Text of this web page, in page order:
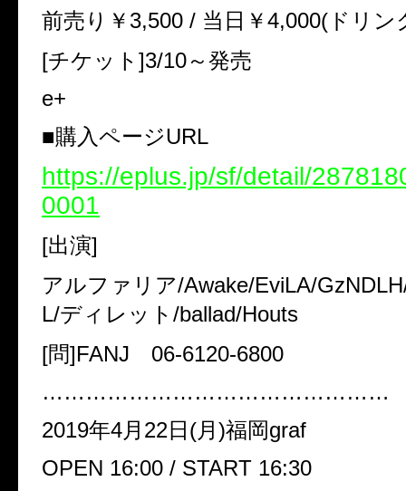
前売り￥3,500 / 当日￥4,000(ドリン
[チケット]3/10～発売
e+
■購入ページURL
https://eplus.jp/sf/detail/
0001
[出演]
アルファリア/Awake/EviLA/
L/ディレット/ballad/Houts
[問]FANJ 06-6120-6800
…………………………………………
2019年4月22日(月)福岡graf
OPEN 16:00 / START 16:30